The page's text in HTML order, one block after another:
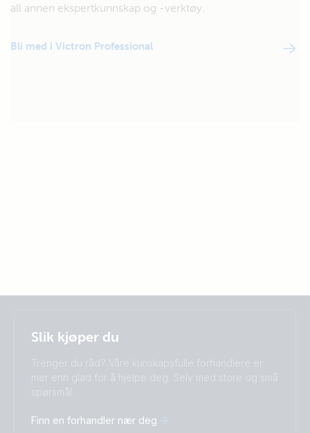
all annen ekspertkunnskap og -verktøy.
Bli med i Victron Professional
Norsk
Change language
Čeština
Dansk
Deutsch
Italiano
Magyar
Slik kjøper du
Trenger du råd? Våre kunskapsfulle forhandlere er
mer enn glad for å hjelpe deg. Selv med store og små
spørsmål.
Finn en forhandler nær deg